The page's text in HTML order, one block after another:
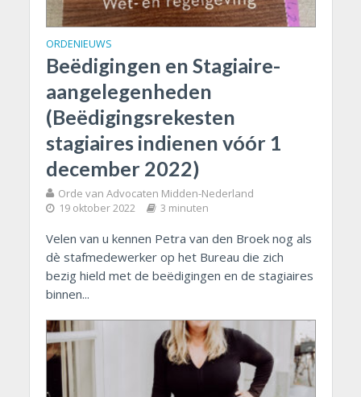
ORDENIEUWS
Beëdigingen en Stagiaire-
aangelegenheden
(Beëdigingsrekesten
stagiaires indienen vóór 1
december 2022)
Orde van Advocaten Midden-Nederland
19 oktober 2022 3 minuten
Velen van u kennen Petra van den Broek nog als
dè stafmedewerker op het Bureau die zich
bezig hield met de beëdigingen en de stagiaires
binnen...